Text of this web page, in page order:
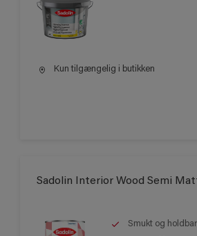
Kun tilgængelig i butikken
Sadolin Interior Wood Semi
Smukt og